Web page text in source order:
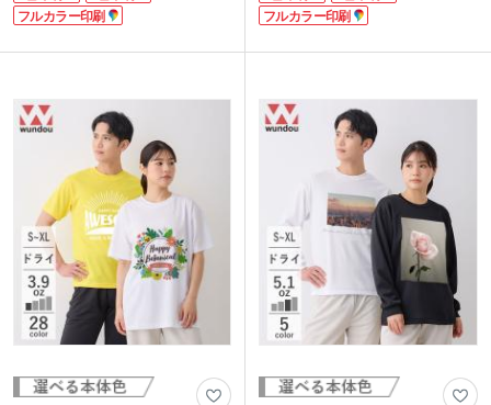
てもおすすめ。スポーティーながらもき
企業ロゴや学校名を1色からフルカラー
設や企業のスタッフシャツなどにいかが
でしょうか。
フルカラー印刷
らもスポーティなデザインが魅力です。
学校名をプリントできます。性別問わず
ジナルユニフォームにもおすすめです。
フルカラー印刷